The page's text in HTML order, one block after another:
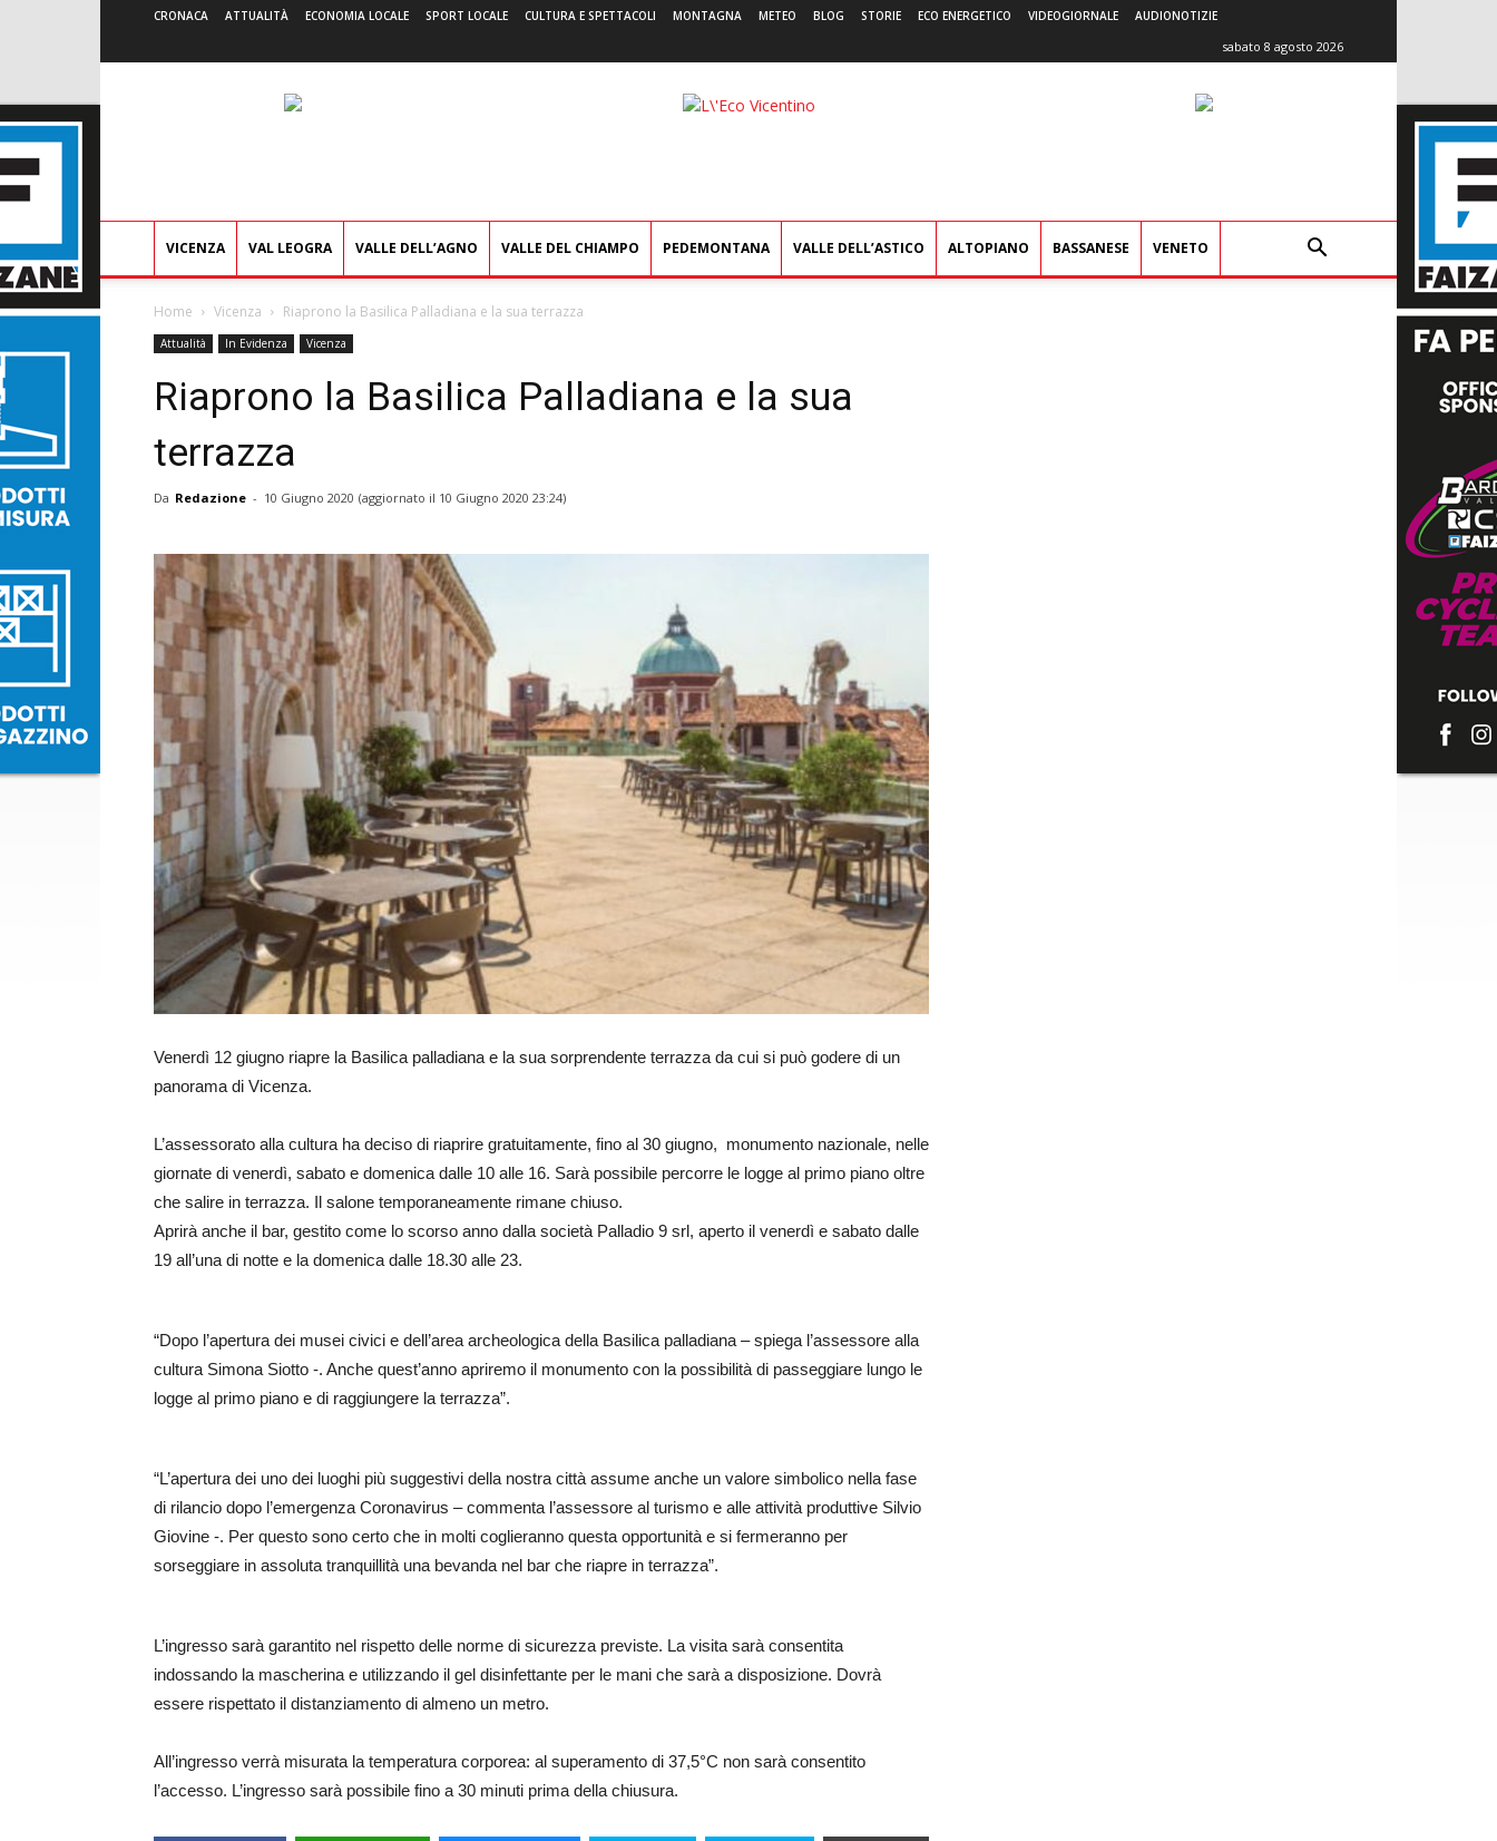
CRONACA ATTUALITÀ ECONOMIA LOCALE SPORT LOCALE CULTURA E SPETTACOLI MONTAGNA METEO BLOG STORIE ECO ENERGETICO VIDEOGIORNALE AUDIONOTIZIE
sabato 8 agosto 2026
L'Eco
VICENZA VAL LEOGRA VALLE DELL’AGNO VALLE DEL CHIAMPO PEDEMONTANA VALLE DELL’ASTICO ALTOPIANO BASSANESE VENETO
Home Vicenza Riaprono la Basilica Palladiana e la sua terrazza
Attualità In Evidenza Vicenza
Riaprono la Basilica Palladiana e la sua
terrazza
Da Redazione - 10 Giugno 2020 (aggiornato il 10 Giugno 2020 23:24)
Venerdì 12 giugno riapre la Basilica palladiana e la sua sorprendente terrazza da cui si può godere di un
panorama di Vicenza.
L’assessorato alla cultura ha deciso di riaprire gratuitamente, fino al 30 giugno, monumento nazionale, nelle
giornate di venerdì, sabato e domenica dalle 10 alle 16. Sarà possibile percorre le logge al primo piano oltre
che salire in terrazza. Il salone temporaneamente rimane chiuso.
Aprirà anche il bar, gestito come lo scorso anno dalla società Palladio 9 srl, aperto il venerdì e sabato dalle
19 all’una di notte e la domenica dalle 18.30 alle 23.
“Dopo l’apertura dei musei civici e dell’area archeologica della Basilica palladiana – spiega l’assessore alla
cultura Simona Siotto -. Anche quest’anno apriremo il monumento con la possibilità di passeggiare lungo le
logge al primo piano e di raggiungere la terrazza”.
“L’apertura dei uno dei luoghi più suggestivi della nostra città assume anche un valore simbolico nella fase
di rilancio dopo l’emergenza Coronavirus – commenta l’assessore al turismo e alle attività produttive Silvio
Giovine -. Per questo sono certo che in molti coglieranno questa opportunità e si fermeranno per
sorseggiare in assoluta tranquillità una bevanda nel bar che riapre in terrazza”.
L’ingresso sarà garantito nel rispetto delle norme di sicurezza previste. La visita sarà consentita
indossando la mascherina e utilizzando il gel disinfettante per le mani che sarà a disposizione. Dovrà
essere rispettato il distanziamento di almeno un metro.
All’ingresso verrà misurata la temperatura corporea: al superamento di 37,5°C non sarà consentito
l’accesso. L’ingresso sarà possibile fino a 30 minuti prima della chiusura.